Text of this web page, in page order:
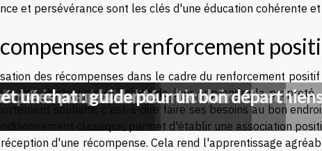
et persévérance sont les clés d'une éducation cohérente et
et renforcement
des récompenses dans le cadre du renforcement
des chiots. Lorsqu'il s'agit de leur apprendre la
souhaité, c'est-à-dire faire ses besoins au bon
classique, permet d'établir une association
d'une récompense. Cela rend l'apprentissage
personnalisée pour les chiens
son mode de vie
préalable
pour la santé articulaire des
un chat : guide pour un bon départ